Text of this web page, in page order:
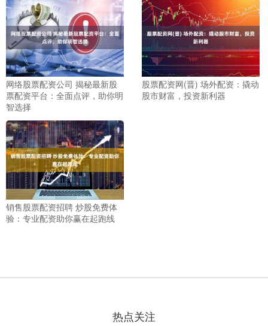
网络股票配资公司 揭秘最新股
票配资平台：全面点评，助你明
智选择
股票配资网(晋) 场外配资：撬动
股市财富，投资新利器
销售股票配资招聘 炒股免费体
验：专业配资助你赢在起跑线
热点关注